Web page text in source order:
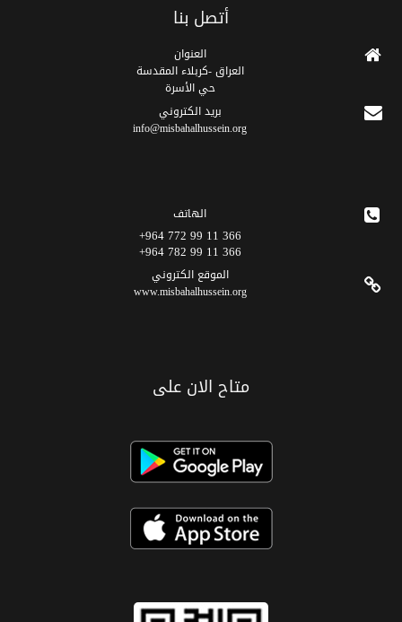
أتصل بنا
العنوان
العراق -كربلاء المقدسة
حي الأسرة
برید الکتروني
info@misbahalhussein.org
الهاتف
366 11 99 772 964+
366 11 99 782 964+
الموقع الکتروني
www.misbahalhussein.org
متاح الان على